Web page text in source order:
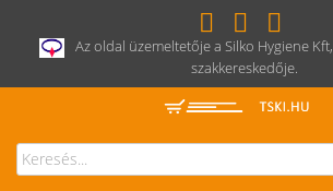
Az oldal üzemeltetője a Silko Hygiene
szakkereskedője.